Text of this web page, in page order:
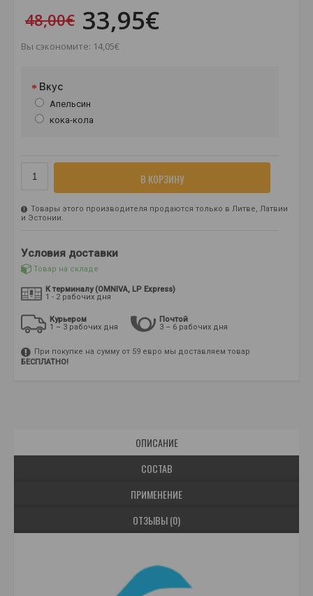
48,00€ 33,95€
Вы сэкономите: 14,05€
Вкус
Апельсин
кока-кола
В КОРЗИНУ
Товары этого производителя продаются только в Литве, Латвии
и Эстонии.
Условия доставки
Товар на складе
К терминалу (OMNIVA, LP Express)
1 - 2 рабочих дня
Курьером
1 – 3 рабочих дня
Почтой
3 – 6 рабочих дня
При покупке на сумму от 59 евро мы доставляем товар
БЕСПЛАТНО!
ОПИСАНИЕ
СОСТАВ
ПРИМЕНЕНИЕ
ОТЗЫВЫ (0)